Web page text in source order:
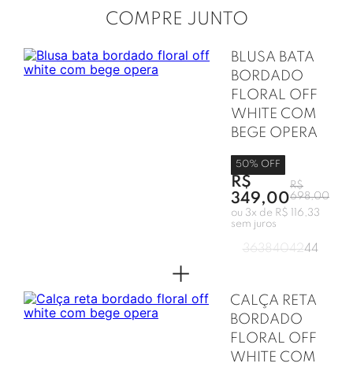
COMPRE JUNTO
BLUSA BATA
BORDADO
FLORAL OFF
WHITE COM
BEGE OPERA
50% OFF
R$
349,00
R$
698,00
ou 3x de R$ 116,33
sem juros
3638404244
+
CALÇA RETA
BORDADO
FLORAL OFF
WHITE COM